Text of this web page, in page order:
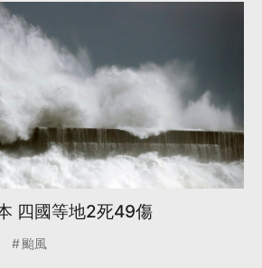
四國等地2死49傷
颱風